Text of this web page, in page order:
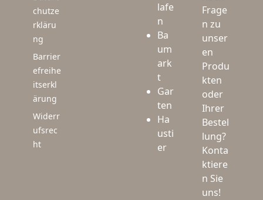
chutze
rkläru
ng
Barrier
efreihe
itserkl
ärung
Widerr
ufsrec
ht
lafe
n
Ba
um
ark
t
Gar
ten
Ha
usti
er
Frage
n zu
unser
en
Produ
kten
oder
Ihrer
Bestel
lung?
Konta
ktiere
n Sie
uns!